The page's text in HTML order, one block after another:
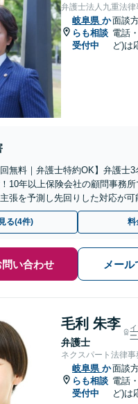
弁護士法人九重法律
岐阜県 か
らも相談
受付中
面談
電話
ど)は
回無料｜弁護士特約OK】弁護士
10年以上保険会社の顧問事務
張を予測し先回りした対応が
休業損害、後遺障害等に対応。
る(4件) 料
い合わせ メー
毛利 朱李
弁護士
ネクスパート法律
岐阜県 か
らも相談
受付中
面談
電話
ど)は